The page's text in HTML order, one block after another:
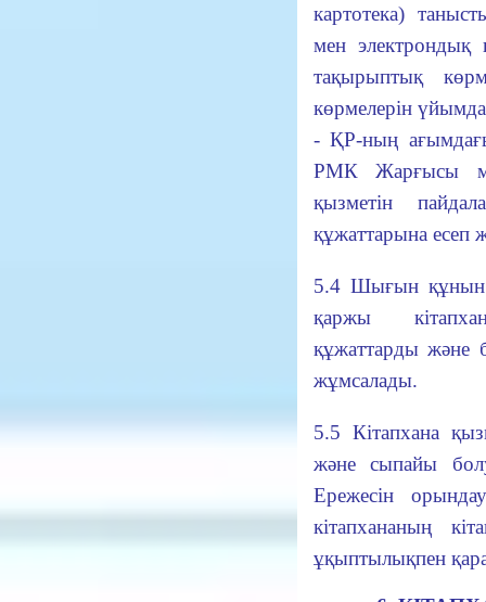
картотека)
мен электрондық
тақырыптық
көрмелерін
- ҚР-ның
РМК Жарғысы
қызметін
құжаттарына есеп
5.4 Шығын құнын
қаржы
құжаттарды және
жұмсалады.
5.5 Кітапхана
және сыпайы
Ережесін
кітапхананың
ұқыптылықпен